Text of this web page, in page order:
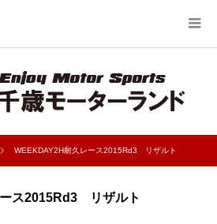
WEEKDAY2H耐久レース2015Rd3 リザルト
ス2015Rd3 リザルト